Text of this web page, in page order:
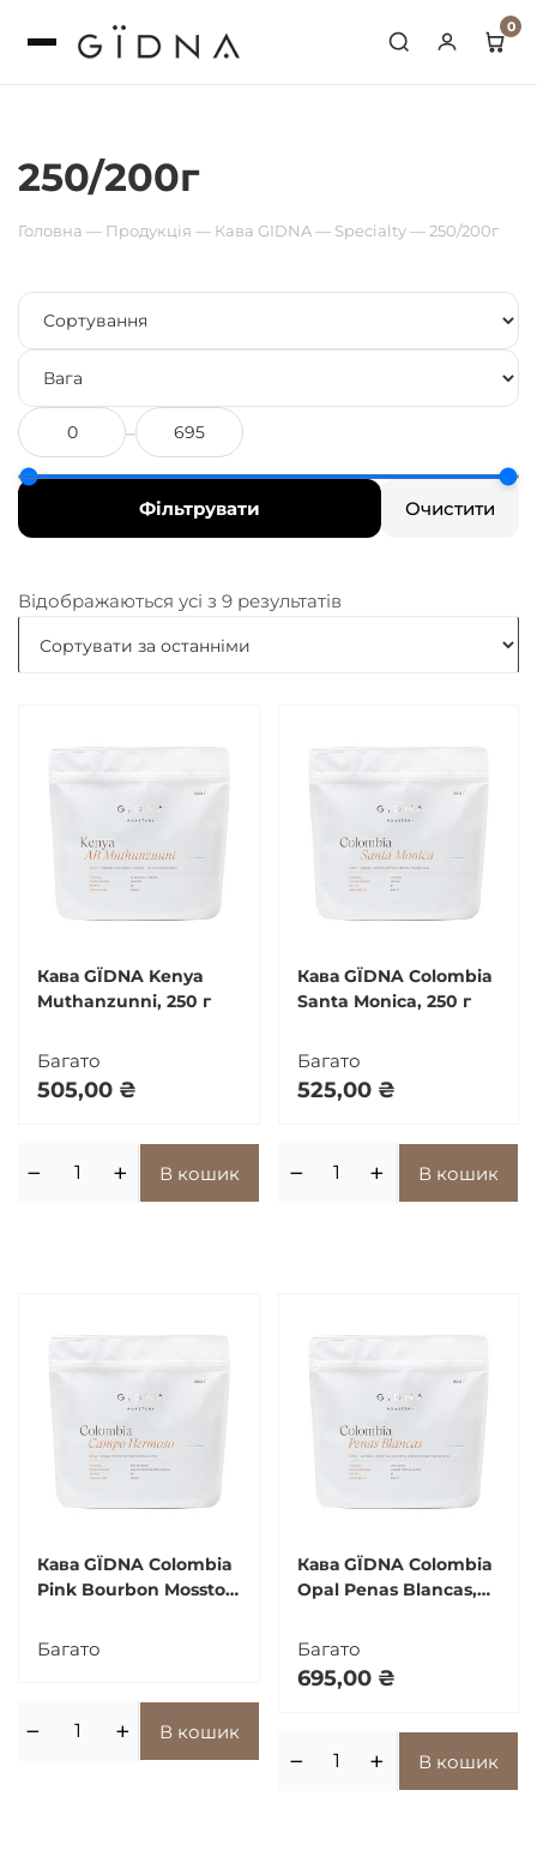
0
250/200г
Головна — Продукція — Кава GIDNA— Specialty—250/200г
–
Фільтрувати Очистити
Відображаються усі з 9 результатів
Кава GЇDNA Kenya
Muthanzunni, 250 г
Багато
505,00 ₴
− + В кошик
Кава GЇDNA Colombia
Santa Monica, 250 г
Багато
525,00 ₴
− + В кошик
Кава GЇDNA Colombia
Pink Bourbon Mossto ,
Багато
− + В кошик
Кава GЇDNA Colombia
Opal Penas Blancas,
Багато
695,00 ₴
− + В кошик